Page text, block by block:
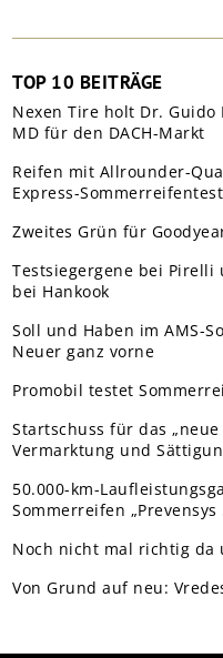
TOP 10 BEITRÄGE
Nexen Tire holt Dr. Guido
MD für den DACH-Markt
Reifen mit Allrounder-
Express-Sommerreifentest
Zweites Grün für
Testsiegergene bei
bei Hankook
Soll und Haben im AMS-
Neuer ganz vorne
Promobil testet
Startschuss für das
Vermarktung und
50.000-km-
Sommerreifen „Prevensys
Noch nicht mal richtig da
Von Grund auf neu: